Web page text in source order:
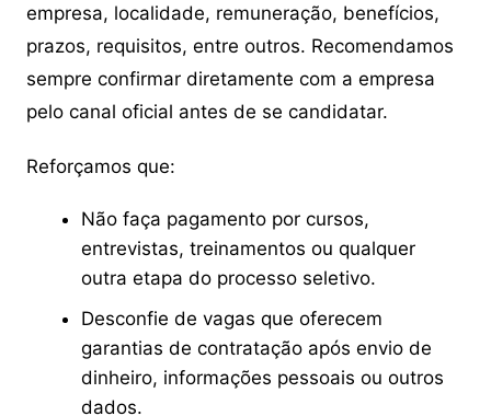
empresa, localidade, remuneração, benefícios,
prazos, requisitos, entre outros. Recomendamos
sempre confirmar diretamente com a empresa
pelo canal oficial antes de se candidatar.
Reforçamos que:
Não faça pagamento por cursos,
entrevistas, treinamentos ou qualquer
outra etapa do processo seletivo.
Desconfie de vagas que oferecem
garantias de contratação após envio de
dinheiro, informações pessoais ou outros
dados.